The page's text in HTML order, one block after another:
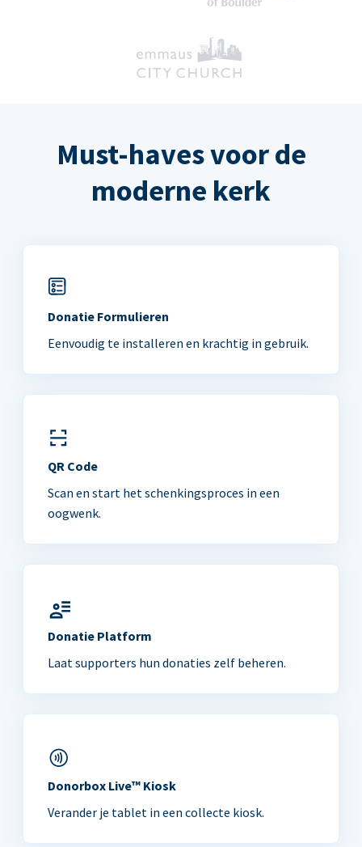
Must-haves voor de
moderne kerk
Donatie Formulieren
Eenvoudig te installeren en krachtig in gebruik.
QR Code
Scan en start het schenkingsproces in een
oogwenk.
Donatie Platform
Laat supporters hun donaties zelf beheren.
Donorbox Live™ Kiosk
Verander je tablet in een collecte kiosk.